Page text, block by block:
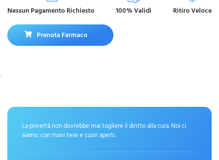
Nessun Pagamento Richiesto 100% Validi Ritiro Veloce
Prenota Farmaco
La povertà non dovrebbe mai togliere il diritto alla cura. Noi ci
siamo, con mani tese e cuori aperti.